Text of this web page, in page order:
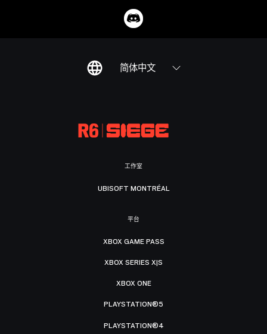
简体中文
工作室
UBISOFT MONTRÉAL
平台
XBOX GAME PASS
XBOX SERIES X|S
XBOX ONE
PLAYSTATION®5
PLAYSTATION®4